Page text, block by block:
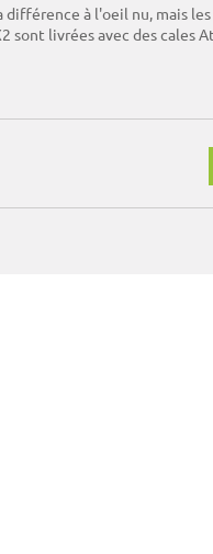
à l'oeil nu, mais
sont livrées avec des cales